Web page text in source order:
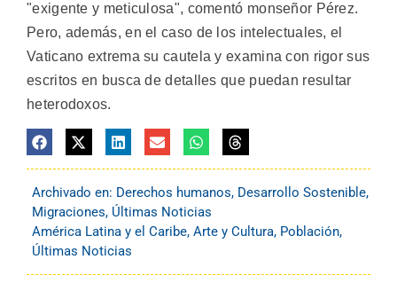
"exigente y meticulosa", comentó monseñor Pérez.
Pero, además, en el caso de los intelectuales, el
Vaticano extrema su cautela y examina con rigor sus
escritos en busca de detalles que puedan resultar
heterodoxos.
Archivado en: Derechos humanos, Desarrollo Sostenible,
Migraciones, Últimas Noticias
América Latina y el Caribe, Arte y Cultura, Población,
Últimas Noticias